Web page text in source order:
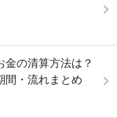
金の清算方法は？
間・流れまとめ